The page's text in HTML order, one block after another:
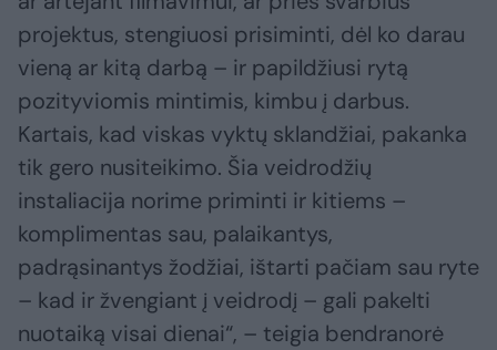
projektus, stengiuosi prisiminti, dėl ko darau
vieną ar kitą darbą – ir papildžiusi rytą
pozityviomis mintimis, kimbu į darbus.
Kartais, kad viskas vyktų sklandžiai, pakanka
tik gero nusiteikimo. Šia veidrodžių
instaliacija norime priminti ir kitiems –
komplimentas sau, palaikantys,
padrąsinantys žodžiai, ištarti pačiam sau ryte
– kad ir žvengiant į veidrodį – gali pakelti
nuotaiką visai dienai“, – teigia bendranorė